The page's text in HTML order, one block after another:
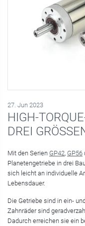
27. Jun 2023
HIGH-
DREI GRÖSSEN
Mit den Serien GP42, GP56
Planetengetriebe in drei
sich leicht an individuelle
Lebensdauer.
Die Getriebe sind in ein-
Zahnräder sind
Dadurch erreichen sie ein